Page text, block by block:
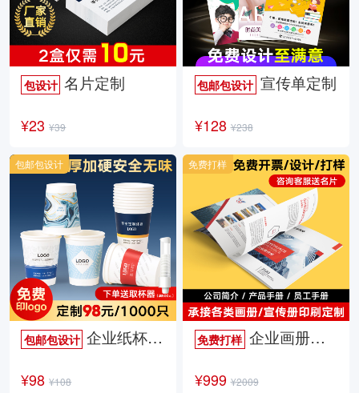
包设计 名片定制
¥23 ¥39
包邮包设计宣传单定制
¥128 ¥238
包邮包设计 企业纸杯定制
¥98 ¥108
包邮包设计
免费打样企业画册定制
¥999 ¥2009
免费打样